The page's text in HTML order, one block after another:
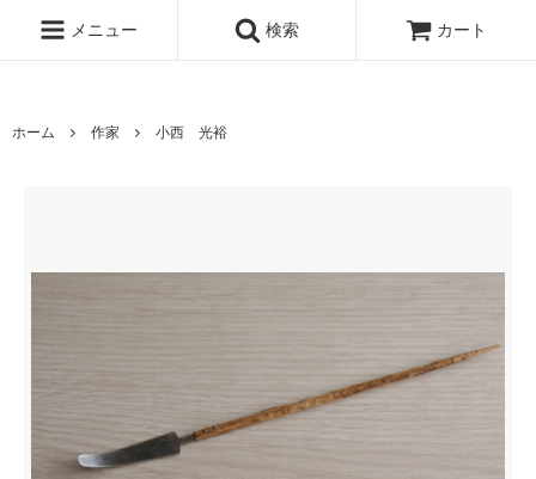
メニュー
検索 カート
ホーム 作家 小西 光裕